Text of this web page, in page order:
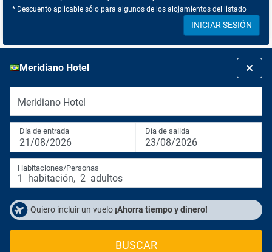
* Descuento aplicable sólo para algunos de los alojamientos del listado
INICIAR SESIÓN
Meridiano Hotel
Meridiano Hotel
Día de entrada
21/08/2026
Día de salida
23/08/2026
Habitaciones/Personas
1 habitación, 2 adultos
Quiero incluir un vuelo ¡Ahorra tiempo y dinero!
BUSCAR